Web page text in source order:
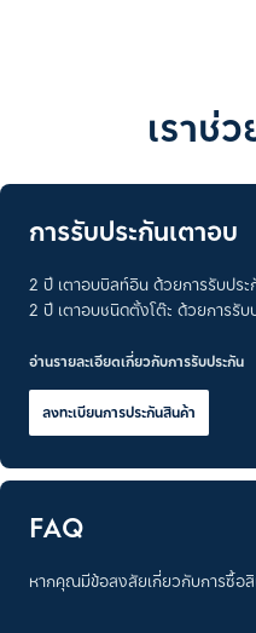
เราช่
การรับประกันเตาอบ
2 ปี เตาอบบิลท์อิน ด้วยการรับปร
2 ปี เตาอบชนิดตั้งโต๊ะ ด้วยการรับ
อ่านรายละเอียดเกี่ยวกับการรับประกัน
ลงทะเบียนการประกันสินค้า
FAQ
หากคุณมีข้อสงสัยเกี่ยวกับการซื้อ